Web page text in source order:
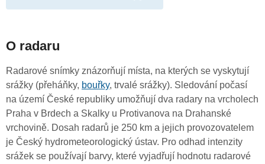
O radaru
Radarové snímky znázorňují místa, na kterých se vyskytují
srážky (přeháňky, bouřky, trvalé srážky). Sledování počasí
na území České republiky umožňují dva radary na vrcholech
Praha v Brdech a Skalky u Protivanova na Drahanské
vrchovině. Dosah radarů je 250 km a jejich provozovatelem
je Český hydrometeorologický ústav. Pro odhad intenzity
srážek se používají barvy, které vyjadřují hodnotu radarové